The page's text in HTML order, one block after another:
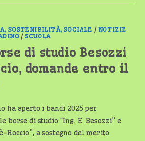
SOSTENIBILITÀ, SOCIALE / NOTIZIE
/SCUOLA
di studio Besozzi
domande entro il
ha aperto i bandi 2025 per
borse di studio “Ing. E. Besozzi” e
Roccio”, a sostegno del merito